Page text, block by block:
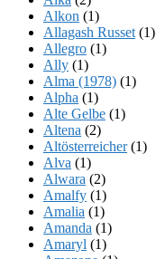
Alkon (1)
Allagash Russet (1)
Allegro (1)
Ally (1)
Alma (1978) (1)
Alpha (1)
Alte Gelbe (1)
Altena (2)
Altösterreicher(1)
Alva (1)
Alwara (2)
Amalfy (1)
Amalia (1)
Amanda (1)
Amaryl (1)